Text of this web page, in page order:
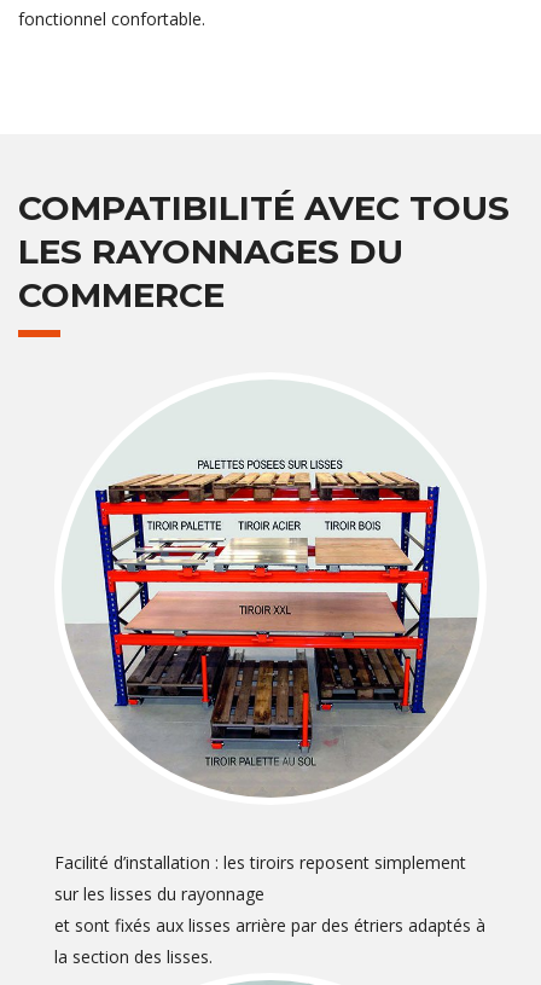
fonctionnel confortable.
COMPATIBILITÉ AVEC TOUS
LES RAYONNAGES DU
COMMERCE
Facilité d’installation : les tiroirs reposent simplement
sur les lisses du rayonnage
et sont fixés aux lisses arrière par des étriers adaptés à
la section des lisses.